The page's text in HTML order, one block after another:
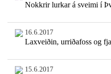
Nokkrir lurkar á sveimi í
16.6.2017
Laxveiðin, urriðafoss og
15.6.2017